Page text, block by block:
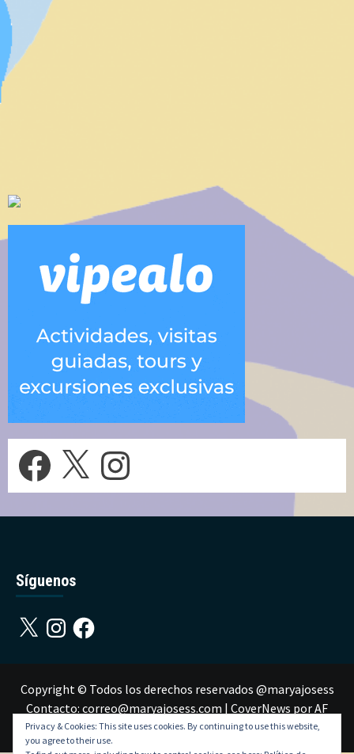
Facebook Instagram
Síguenos
X InstagramFacebook
Copyright © Todos los derechos reservados @maryajosess
Contacto: correo@maryajosess.com | CoverNews por AF
themes.
Privacy & Cookies: This site uses cookies. By continuing to use this website,
you agree to their use.